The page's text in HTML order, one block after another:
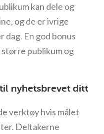
kan dele og
og de er ivrige
dag. En god bonus
publikum og
nyhetsbrevet ditt
verktøy hvis målet
Deltakerne